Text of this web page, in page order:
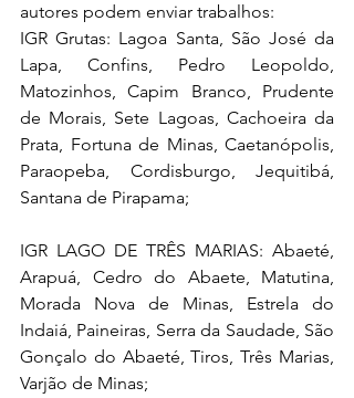
autores podem enviar trabalhos:
IGR Grutas: Lagoa Santa, São José da
Lapa, Confins, Pedro Leopoldo,
Matozinhos, Capim Branco, Prudente
de Morais, Sete Lagoas, Cachoeira da
Prata, Fortuna de Minas, Caetanópolis,
Paraopeba, Cordisburgo, Jequitibá,
Santana de Pirapama;
IGR LAGO DE TRÊS MARIAS: Abaeté,
Arapuá, Cedro do Abaete, Matutina,
Morada Nova de Minas, Estrela do
Indaiá, Paineiras, Serra da Saudade, São
Gonçalo do Abaeté, Tiros, Três Marias,
Varjão de Minas;